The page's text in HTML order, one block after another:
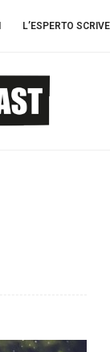
L’ESPERTO SCRIVE